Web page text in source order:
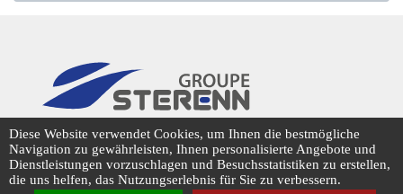
CENTRADIS © 2026
Cookie-Management
Diese Website verwendet Cookies, um Ihnen die bestmögliche
Navigation zu gewährleisten, Ihnen personalisierte Angebote und
Dienstleistungen vorzuschlagen und Besuchsstatistiken zu erstellen,
die uns helfen, das Nutzungserlebnis für Sie zu verbessern.